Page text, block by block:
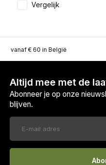
Vergelijk
vanaf € 60 in België
Altijd mee met de
Abonneer je op onze
blijven.